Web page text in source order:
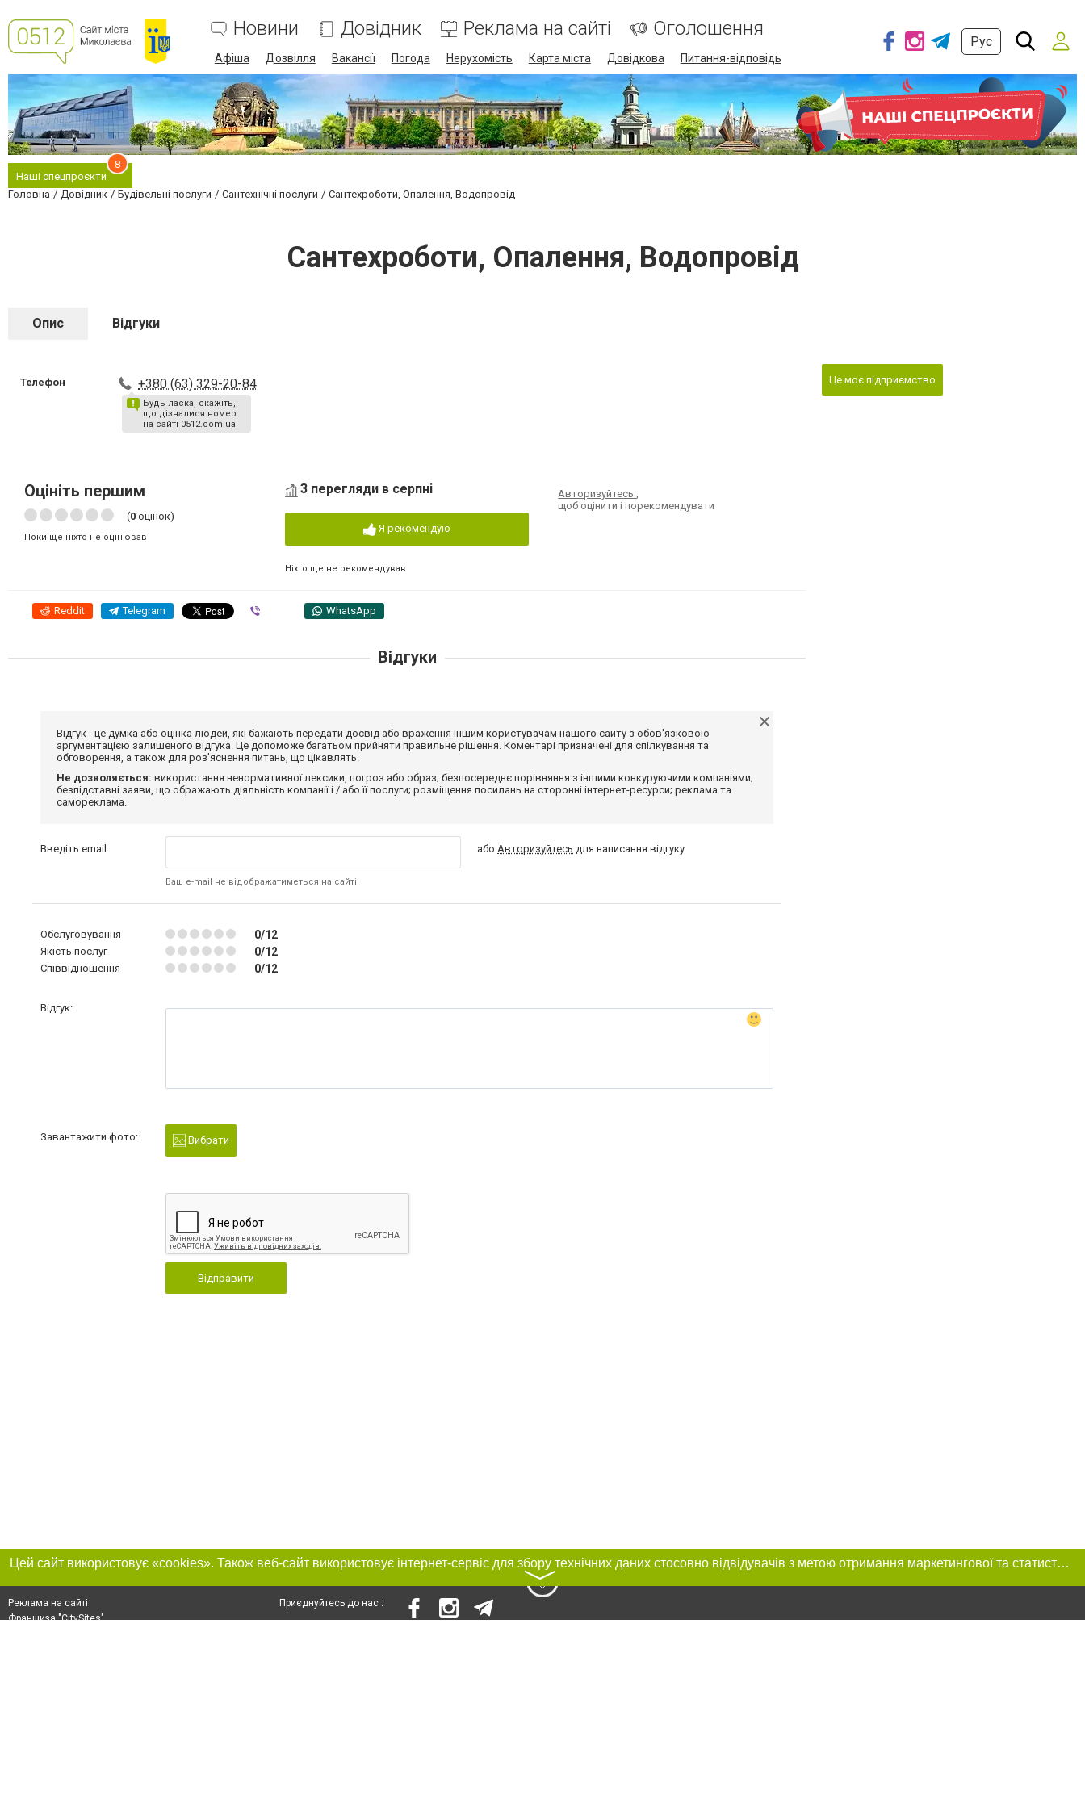
Новини Довідник Реклама на сайті Оголошення
Афіша Дозвілля Вакансії Погода Нерухомість Карта міста Довідкова Питання-відповідь
Рус
Наші спецпроєкти
8
Головна Довідник Будівельні послуги Сантехнічні послуги Сантехроботи, Опалення, Водопровід
Сантехроботи, Опалення, Водопровід
Опис Відгуки
Телефон +380 (63) 329-20-84
Будь ласка, скажіть,
що дізналися номер
на сайті 0512.com.ua
Оцініть першим
(0 оцінок)
Поки ще ніхто не оцінював
3 перегляди в серпні
Я рекомендую
Ніхто ще не рекомендував
Авторизуйтесь,
щоб оцінити і порекомендувати
Reddit Telegram WhatsApp
Це моє підприємство
Відгуки
Відгук - це думка або оцінка людей, які бажають передати досвід або враження іншим користувачам нашого сайту з обов'язковою
аргументацією залишеного відгука. Це допоможе багатьом прийняти правильне рішення. Коментарі призначені для спілкування та
обговорення, а також для роз'яснення питань, що цікавлять.
Не дозволяється: використання ненормативної лексики, погроз або образ; безпосереднє порівняння з іншими конкуруючими компаніями;
безпідставні заяви, що ображають діяльність компанії і / або її послуги; розміщення посилань на сторонні інтернет-ресурси; реклама та
самореклама.
Введіть email:
Ваш e-mail не відображатиметься на сайті
або Авторизуйтесь для написання відгуку
Обслуговування 0/12
Якість послуг 0/12
Співвідношення 0/12
Відгук:
Завантажити фото: Вибрати
Відправити
Цей сайт використовує «cookies». Також веб-сайт використовує інтернет-сервіс для збору технічних даних стосовно відвідувачів з метою отримання маркетингової та статистичної інформації. Умови обробки даних відвідувачів сайту див.
〉
Реклама на сайті
Франшиза "CitySites"
Приєднуйтесь до нас :